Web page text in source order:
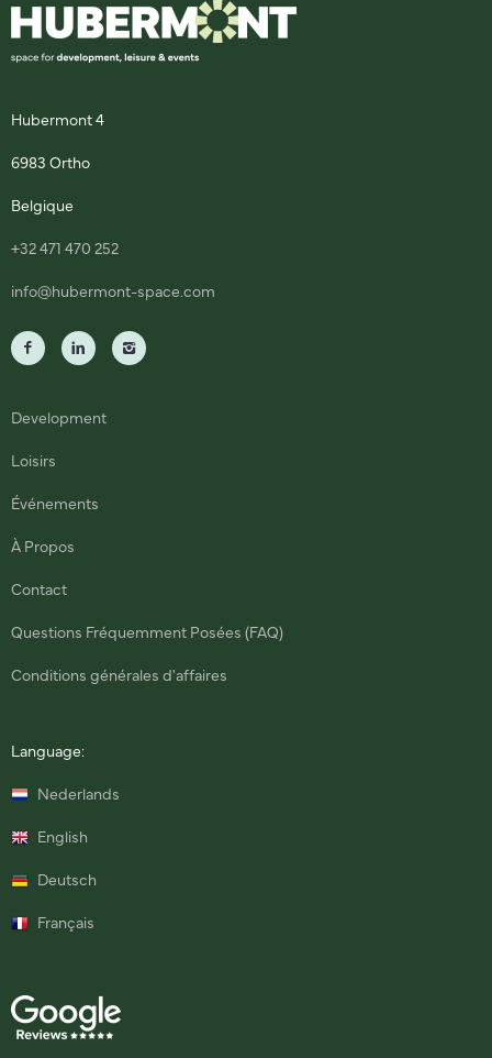
Hubermont 4
6983 Ortho
Belgique
+32 471 470 252
info@hubermont-space.com
Development
Loisirs
Événements
À Propos
Contact
Questions Fréquemment Posées (FAQ)
Conditions générales d'affaires
Language:
Nederlands
English
Deutsch
Français